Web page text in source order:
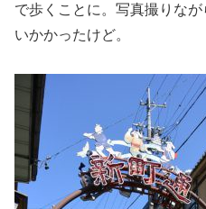
で歩くことに。写真撮りな
いかかったけど。